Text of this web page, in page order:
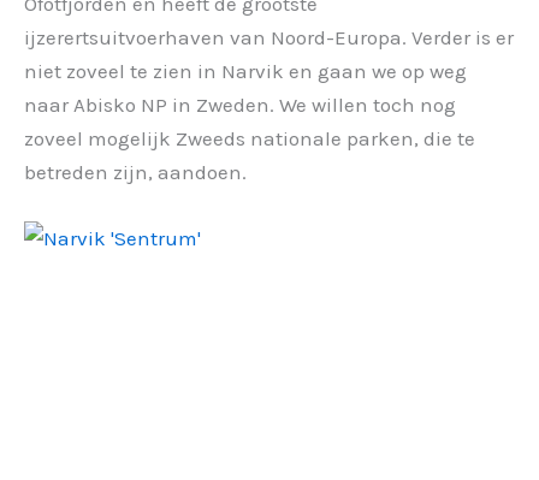
ijzerertsuitvoerhaven van Noord-Europa. Verder is er
niet zoveel te zien in Narvik en gaan we op weg
naar Abisko NP in Zweden. We willen toch nog
zoveel mogelijk Zweeds nationale parken, die te
betreden zijn, aandoen.